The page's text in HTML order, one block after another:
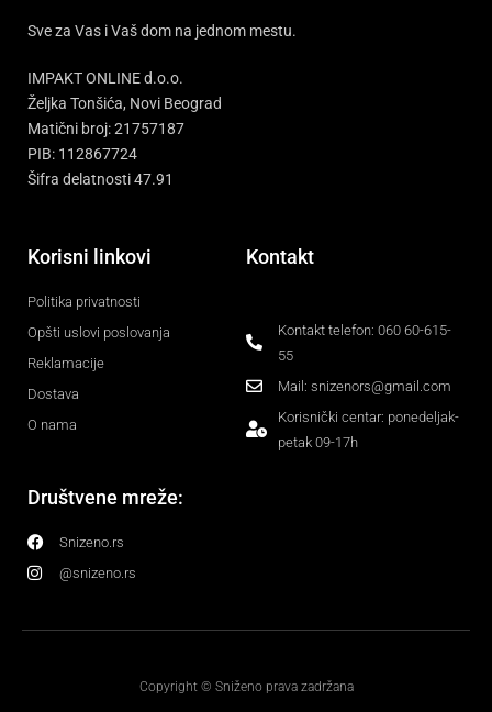
Sve za Vas i Vaš dom na jednom mestu.
IMPAKT ONLINE d.o.o.
Željka Tonšića, Novi Beograd
Matični broj: 21757187
PIB: 112867724
Šifra delatnosti 47.91
Korisni linkovi
Politika privatnosti
Opšti uslovi poslovanja
Reklamacije
Dostava
O nama
Kontakt
Kontakt telefon: 060 60-615-
55
Mail: snizenors@gmail.com
Korisnički centar: ponedeljak-
petak 09-17h
Društvene mreže:
Snizeno.rs
@snizeno.rs
Copyright © Sniženo prava zadržana